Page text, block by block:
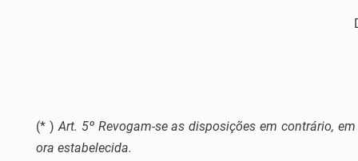
(* )Art. 5º Revogam-se as disposições em contrário,
ora estabelecida.